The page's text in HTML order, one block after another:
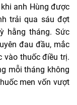
anh Hùng được
trải qua sáu đợt
hằng tháng. Sức
đau đầu, mắc
vào thuốc điều trị.
mỗi tháng không
men vốn vượt